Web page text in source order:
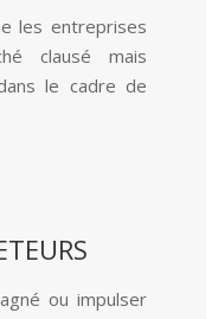
les entreprises
clausé mais
le cadre de
ou impulser